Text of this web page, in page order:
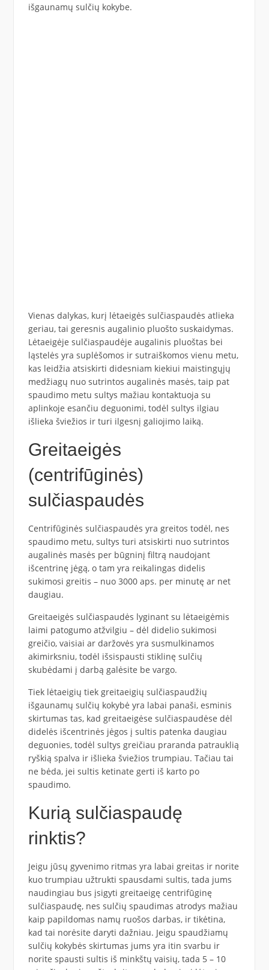
išgaunamų sulčių kokybe.
Vienas dalykas, kurį lėtaeigės sulčiaspaudės atlieka
geriau, tai geresnis augalinio pluošto suskaidymas.
Lėtaeigėje sulčiaspaudėje augalinis pluoštas bei
ląstelės yra suplėšomos ir sutraiškomos vienu metu,
kas leidžia atsiskirti didesniam kiekiui maistingųjų
medžiagų nuo sutrintos augalinės masės, taip pat
spaudimo metu sultys mažiau kontaktuoja su
aplinkoje esančiu deguonimi, todėl sultys ilgiau
išlieka šviežios ir turi ilgesnį galiojimo laiką.
Greitaeigės
(centrifūginės)
sulčiaspaudės
Centrifūginės sulčiaspaudės yra greitos todėl, nes
spaudimo metu, sultys turi atsiskirti nuo sutrintos
augalinės masės per būgninį filtrą naudojant
išcentrinę jėgą, o tam yra reikalingas didelis
sukimosi greitis – nuo 3000 aps. per minutę ar net
daugiau.
Greitaeigės sulčiaspaudės lyginant su lėtaeigėmis
laimi patogumo atžvilgiu – dėl didelio sukimosi
greičio, vaisiai ar daržovės yra susmulkinamos
akimirksniu, todėl išsispausti stiklinę sulčių
skubėdami į darbą galėsite be vargo.
Tiek lėtaeigių tiek greitaeigių sulčiaspaudžių
išgaunamų sulčių kokybė yra labai panaši, esminis
skirtumas tas, kad greitaeigėse sulčiaspaudėse dėl
didelės išcentrinės jėgos į sultis patenka daugiau
deguonies, todėl sultys greičiau praranda patrauklią
ryškią spalva ir išlieka šviežios trumpiau. Tačiau tai
ne bėda, jei sultis ketinate gerti iš karto po
spaudimo.
Kurią sulčiaspaudę
rinktis?
Jeigu jūsų gyvenimo ritmas yra labai greitas ir norite
kuo trumpiau užtrukti spausdami sultis, tada jums
naudingiau bus įsigyti greitaeigę centrifūginę
sulčiaspaudę, nes sulčių spaudimas atrodys mažiau
kaip papildomas namų ruošos darbas, ir tikėtina,
kad tai norėsite daryti dažniau. Jeigu spaudžiamų
sulčių kokybės skirtumas jums yra itin svarbu ir
norite spausti sultis iš minkštų vaisių, tada 5 – 10